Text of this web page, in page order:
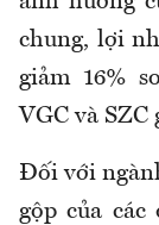
chung, lợi
giảm 16%
VGC và SZC
Đối với
gộp của